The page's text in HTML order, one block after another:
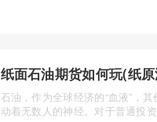
石油，作为全球经济的“血液”，
动着无数人的神经。对于普通投